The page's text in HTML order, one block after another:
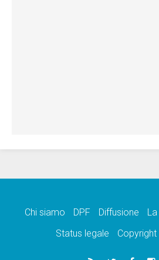
Chi siamo DPF Diffusione
Status legale
Copyright